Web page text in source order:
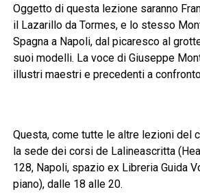
Oggetto di questa lezione saranno
il Lazarillo da Tormes, e lo stesso
Spagna a Napoli, dal picaresco al
suoi modelli. La voce di Giuseppe
illustri maestri e precedenti a
Questa, come tutte le altre lezioni del
la sede dei corsi de Lalineascritta
128, Napoli, spazio ex Libreria Guida
piano), dalle 18 alle 20.